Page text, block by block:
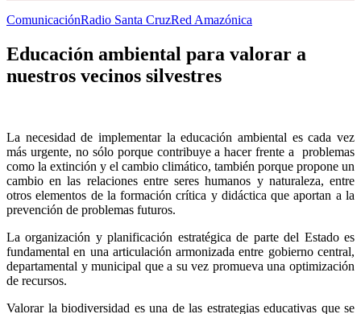
ComunicaciónRadio Santa CruzRed Amazónica
Educación ambiental para valorar a
nuestros vecinos silvestres
La necesidad de implementar la educación ambiental es cada vez
más urgente, no sólo porque contribuye a hacer frente a problemas
como la extinción y el cambio climático, también porque propone un
cambio en las relaciones entre seres humanos y naturaleza, entre
otros elementos de la formación crítica y didáctica que aportan a la
prevención de problemas futuros.
La organización y planificación estratégica de parte del Estado es
fundamental en una articulación armonizada entre gobierno central,
departamental y municipal que a su vez promueva una optimización
de recursos.
Valorar la biodiversidad es una de las estrategias educativas que se